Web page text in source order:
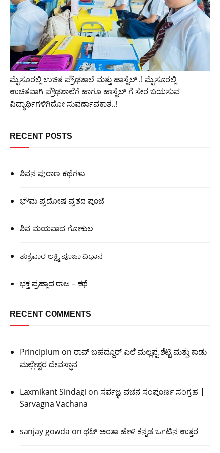
ಮೈಸೂರಲ್ಲಿ ಉಚಿತ ಪ್ರೌಢಶಾಲೆ ಮತ್ತು ಹಾಸ್ಟೆಲ್..! ಮೈಸೂರಲ್ಲಿ
ಉಚಿತವಾಗಿ ಪ್ರೌಢಶಾಲೆಗೆ ಹಾಗೂ ಹಾಸ್ಟೆಲ್ ಗೆ ಸೇರ ಬಯಸುವ
ವಿದ್ಯಾರ್ಥಿಗಳಿಗಿದೋ ಸುವರ್ಣಾವಕಾಶ..!
RECENT POSTS
ಶಿವನ ಪುರಾಣ ಕಥೆಗಳು
ಭೌಮ ಪ್ರದೋಷ ವ್ರತದ ಪೂಜೆ
ಶಿವ ಮಯವಾದ ಗೋಕುಲ
ಶುಕ್ರವಾರ ಲಕ್ಷ್ಮಿ ಪೂಜಾ ವಿಧಾನ
ಭಕ್ತ ಪ್ರಹ್ಲಾದ ರಾಜ – ಕಥೆ
RECENT COMMENTS
Principium on ರಾವ್ ಬಹದ್ದೂರ್ ಎಲೆ ಮಲ್ಲಪ್ಪ ಶೆಟ್ಟಿ ಮತ್ತು ಕಾಡು
ಮಲ್ಲೇಶ್ವರ ದೇವಸ್ಥಾನ
Laxmikant Sindagi on ಸರ್ವಜ್ಞ ವಚನ ಸಂಪೂರ್ಣ ಸಂಗ್ರಹ |
Sarvagna Vachana
sanjay gowda on ಥಟ್ ಅಂತಾ ಹೇಳಿ ಕನ್ನಡ ಒಗಟಿನ ಉತ್ತರ